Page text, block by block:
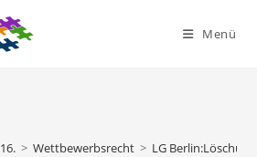
Menü
16. > Wettbewerbsrecht > LG